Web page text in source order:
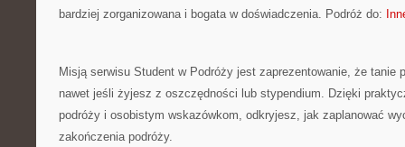
bardziej zorganizowana i bogata w doświadczenia. Podróż do:
Misją serwisu Student w Podróży jest zaprezentowanie, że tanie
nawet jeśli żyjesz z oszczędności lub stypendium. Dzięki
podróży i osobistym wskazówkom, odkryjesz, jak zaplanować
zakończenia podróży.